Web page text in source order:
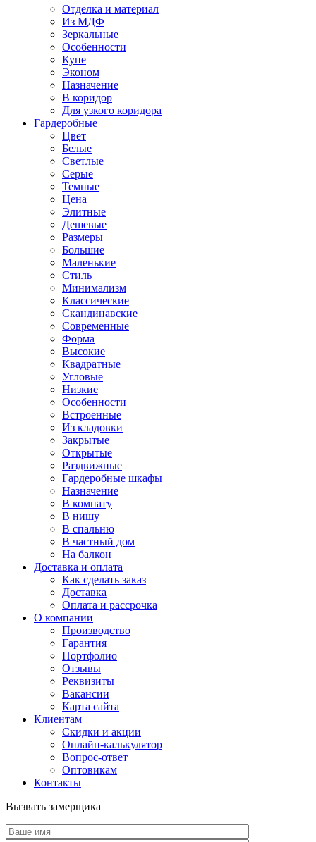
Отделка и материал
Из МДФ
Зеркальные
Особенности
Купе
Эконом
Назначение
В коридор
Для узкого коридора
Гардеробные
Цвет
Белые
Светлые
Серые
Темные
Цена
Элитные
Дешевые
Размеры
Большие
Маленькие
Стиль
Минимализм
Классические
Скандинавские
Современные
Форма
Высокие
Квадратные
Угловые
Низкие
Особенности
Встроенные
Из кладовки
Закрытые
Открытые
Раздвижные
Гардеробные шкафы
Назначение
В комнату
В нишу
В спальню
В частный дом
На балкон
Доставка и оплата
Как сделать заказ
Доставка
Оплата и рассрочка
О компании
Производство
Гарантия
Портфолио
Отзывы
Реквизиты
Вакансии
Карта сайта
Клиентам
Скидки и акции
Онлайн-калькулятор
Вопрос-ответ
Оптовикам
Контакты
Вызвать замерщика